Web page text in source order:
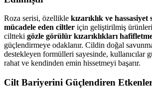
Roza serisi, özellikle kızarıklık ve hassasiyet
mücadele eden ciltler için geliştirilmiş
ciltteki gözle görülür kızarıklıkları
güçlendirmeye odaklanır. Cildin doğal
destekleyen formülleri sayesinde, kullanıcılar
rahat ve kendinden emin hissetmeyi başarır.
Cilt Bariyerini Güçlendiren